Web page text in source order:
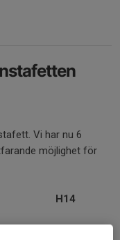
Vi har nu 6
möjlighet för